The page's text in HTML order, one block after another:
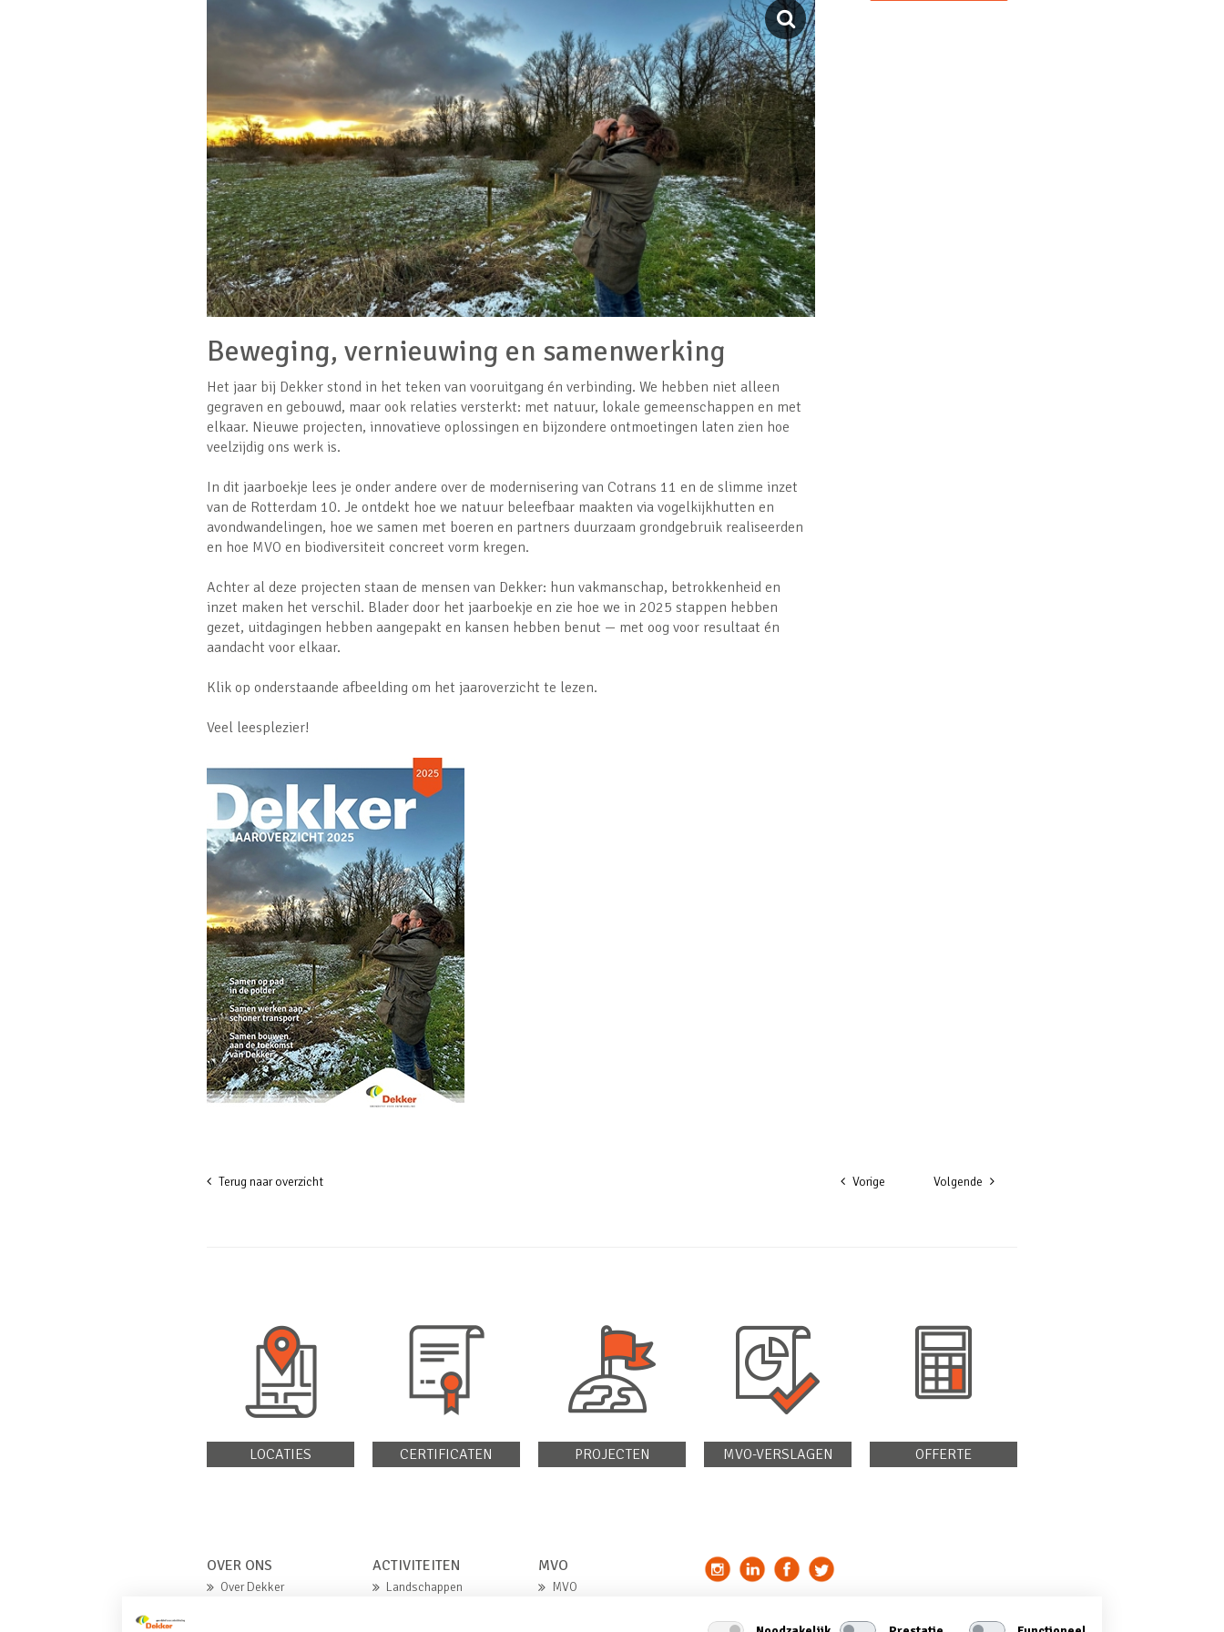
Beweging, vernieuwing en samenwerking
Het jaar bij Dekker stond in het teken van vooruitgang én verbinding. We hebben niet alleen
gegraven en gebouwd, maar ook relaties versterkt: met natuur, lokale gemeenschappen en met
elkaar. Nieuwe projecten, innovatieve oplossingen en bijzondere ontmoetingen laten zien hoe
veelzijdig ons werk is.
In dit jaarboekje lees je onder andere over de modernisering van Cotrans 11 en de slimme inzet
van de Rotterdam 10. Je ontdekt hoe we natuur beleefbaar maakten via vogelkijkhutten en
avondwandelingen, hoe we samen met boeren en partners duurzaam grondgebruik realiseerden
en hoe MVO en biodiversiteit concreet vorm kregen.
Achter al deze projecten staan de mensen van Dekker: hun vakmanschap, betrokkenheid en
inzet maken het verschil. Blader door het jaarboekje en zie hoe we in 2025 stappen hebben
gezet, uitdagingen hebben aangepakt en kansen hebben benut — met oog voor resultaat én
aandacht voor elkaar.
Klik op onderstaande afbeelding om het jaaroverzicht te lezen.
Veel leesplezier!
Terug naar overzicht Vorige Volgende
LOCATIES CERTIFICATEN PROJECTEN MVO-VERSLAGEN OFFERTE
OVER ONS
Over Dekker
ACTIVITEITEN
Landschappen
MVO
MVO